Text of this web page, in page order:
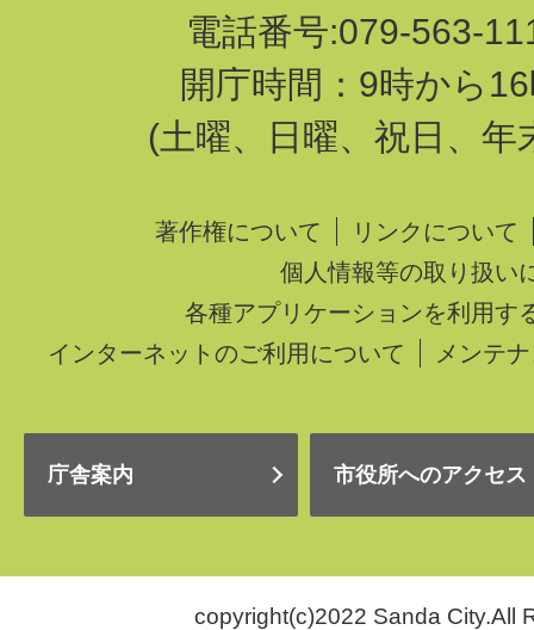
電話番号:079-563-
開庁時間：9時から
(土曜、日曜、祝日、年
著作権について
リンクについて
個人情報等の取り扱い
各種アプリケーションを利用す
インターネットのご利用について
メンテ
庁舎案内 市役所へのアクセス
copyright(c)2022 Sanda City.All